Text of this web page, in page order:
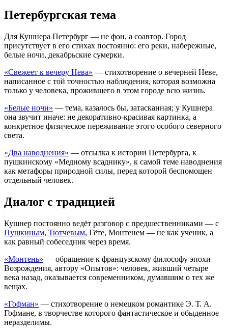
Петербургская тема
Для Кушнера Петербург — не фон, а соавтор. Город
присутствует в его стихах постоянно: его реки, набережные,
белые ночи, декабрьские сумерки.
«Свежеет к вечеру Нева» — стихотворение о вечерней Неве,
написанное с той точностью наблюдения, которая возможна
только у человека, прожившего в этом городе всю жизнь.
«Белые ночи» — тема, казалось бы, затасканная; у Кушнера
она звучит иначе: не декоративно-красивая картинка, а
конкретное физическое переживание этого особого северного
света.
«Два наводнения» — отсылка к истории Петербурга, к
пушкинскому «Медному всаднику», к самой теме наводнения
как метафоры природной силы, перед которой беспомощен
отдельный человек.
Диалог с традицией
Кушнер постоянно ведёт разговор с предшественниками — с
Пушкиным, Тютчевым, Гёте, Монтенем — не как ученик, а
как равный собеседник через время.
«Монтень» — обращение к французскому философу эпохи
Возрождения, автору «Опытов»: человек, живший четыре
века назад, оказывается современником, думавшим о тех же
вещах.
«Гофман» — стихотворение о немецком романтике Э. Т. А.
Гофмане, в творчестве которого фантастическое и обыденное
неразделимы.